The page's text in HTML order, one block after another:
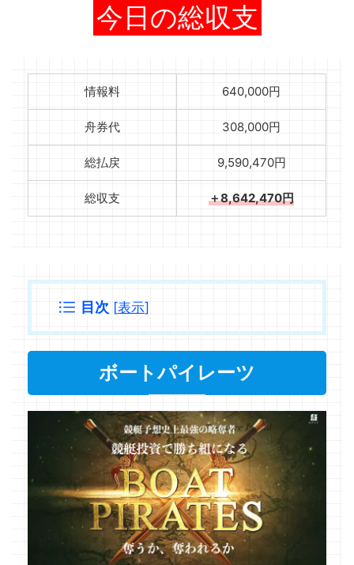
今日の総収支
情報料 640,000円
舟券代 308,000円
総払戻 9,590,470円
総収支 ＋8,642,470円
目次 [表示]
ボートパイレーツ